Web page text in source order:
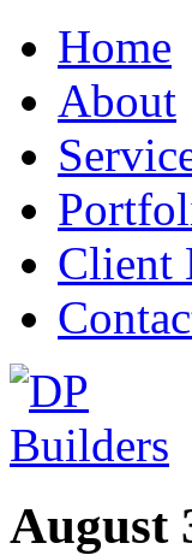
Home
About
Client
August